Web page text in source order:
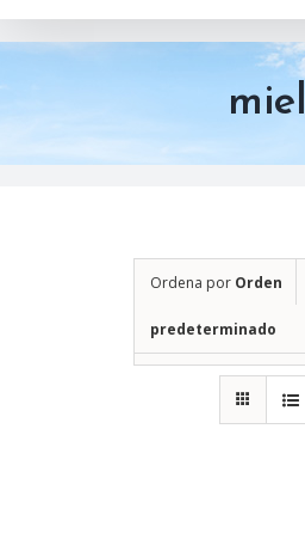
miel
Ordena por Orden
predeterminado
Mostrar12 productos